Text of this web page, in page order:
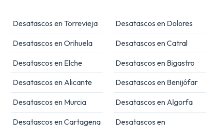
Desatascos en Torrevieja
Desatascos en Orihuela
Desatascos en Elche
Desatascos en Alicante
Desatascos en Murcia
Desatascos en Cartagena
Desatascos en Dolores
Desatascos en Catral
Desatascos en Bigastro
Desatascos en Benijófar
Desatascos en Algorfa
Desatascos en